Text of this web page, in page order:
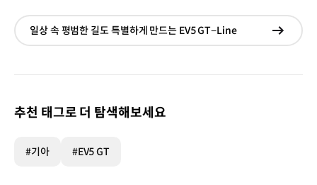
일상 속 평범한 길도 특별하게 만드는 EV5 GT−Line
현재
추천 태그로 더 탐색해보세요
#기아 #EV5 GT